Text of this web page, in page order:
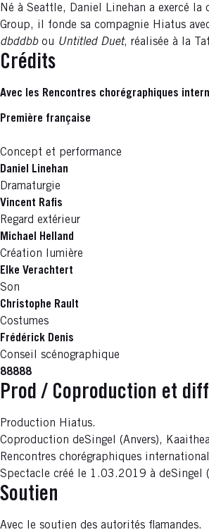
Né à Seattle, Daniel Linehan a exercé
Group, il fonde sa compagnie Hiatus
dbddbb ou Untitled Duet, réalisée à la
Crédits
Avec les Rencontres chorégraphiques
Première française
Concept et performance
Daniel Linehan
Dramaturgie
Vincent Rafis
Regard extérieur
Michael Helland
Création lumière
Elke Verachtert
Son
Christophe Rault
Costumes
Frédérick Denis
Conseil scénographique
88888
Prod / Coproduction et
Production Hiatus.
Coproduction deSingel (Anvers),
Rencontres chorégraphiques
Spectacle créé le 1.03.2019 à deSingel
Soutien
Avec le soutien des autorités flamandes.